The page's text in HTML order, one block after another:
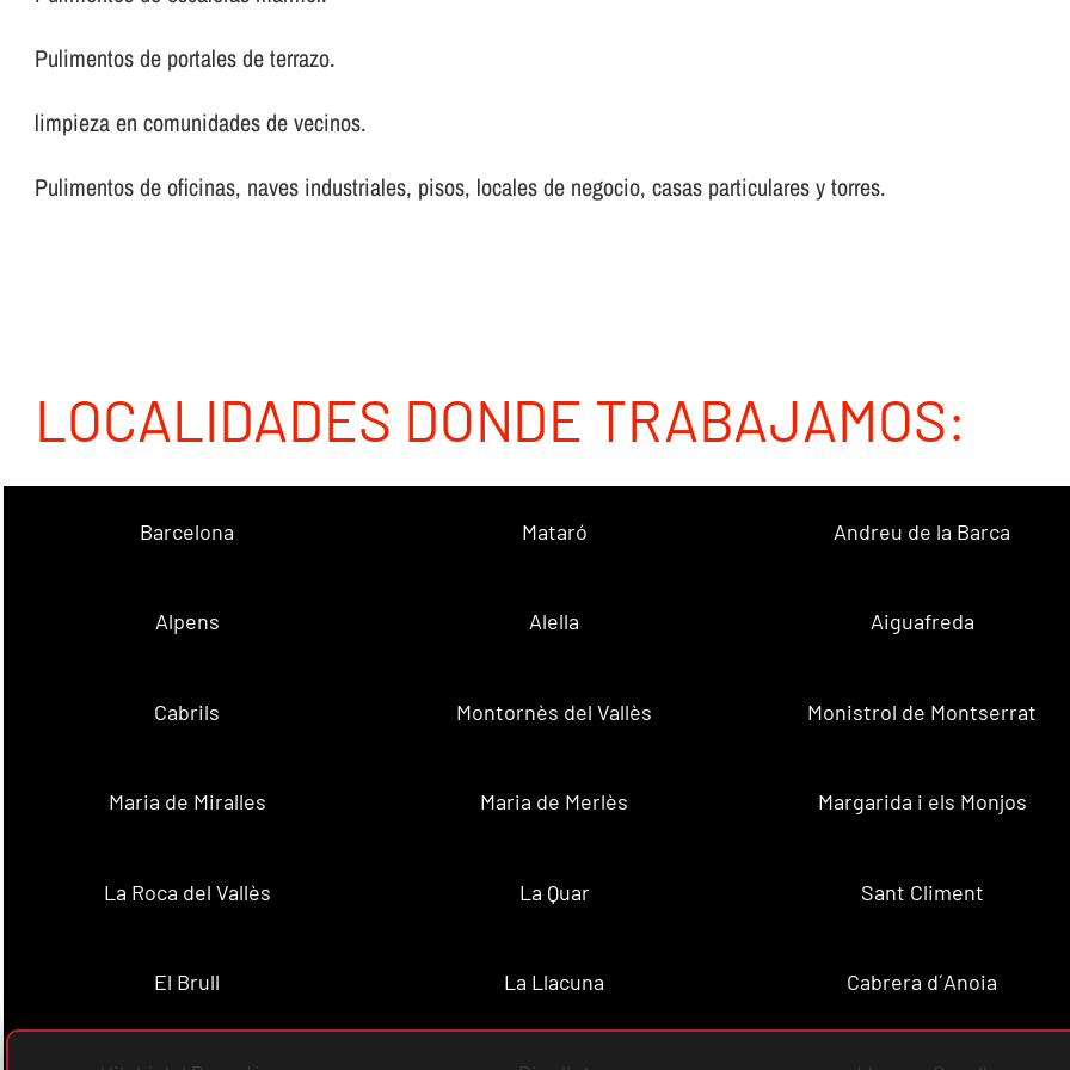
Pulimentos de portales de terrazo.
limpieza en comunidades de vecinos.
Pulimentos de oficinas, naves industriales, pisos, locales de negocio, casas particulares y torres.
LOCALIDADES DONDE TRABAJAMOS:
Barcelona Mataró Andreu de la Barca
Alpens Alella Aiguafreda
Cabrils Montornès del Vallès Monistrol de Montserrat
Maria de Miralles Maria de Merlès Margarida i els Monjos
La Roca del Vallès La Quar Sant Climent
El Brull La Llacuna Cabrera d´Anoia